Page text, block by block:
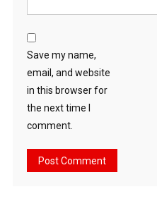
Save my name,
email, and website
in this browser for
the next time I
comment.